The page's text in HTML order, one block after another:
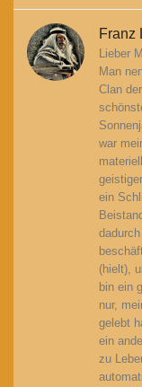
Franz
Lieber
Man
Clan
war
ein
(hielt),
bin ein
nur,
gelebt
ein
zu